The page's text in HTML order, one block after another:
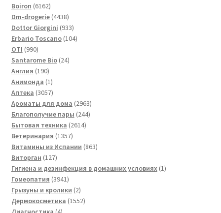
Boiron 61626162
товара
Dm-drogerie 44384438
товаров
Dottor Giorgini 933933
товара
Erbario Toscano 104104
OTI 990990
товаров
Santarome Bio 2424
Англия 190190
товаров
Анимонда 11
товар
Аптека 30573057
товаров
Ароматы для дома 29632963
товара
Благополучие пары 244244
Бытовая техника 26142614
Ветеринария 13571357
товаров
Витамины из Испании 863863
Виторган 127127
товаров
Гигиена и дезинфекция в домашних условиях 11
Гомеопатия 39413941
товар
Грызуны и кролики 22
товара
Дермокосметика 15521552
4